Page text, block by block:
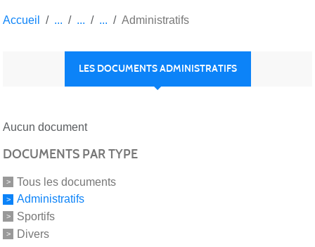
Accueil Administratifs
LES DOCUMENTS ADMINISTRATIFS
Aucun document
DOCUMENTS PAR TYPE
Tous les documents
Administratifs
Sportifs
Divers